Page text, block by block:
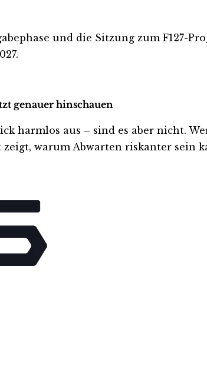
und die Sitzung zum F127-
genauer hinschauen
harmlos aus – sind es aber nicht.
warum Abwarten riskanter sein